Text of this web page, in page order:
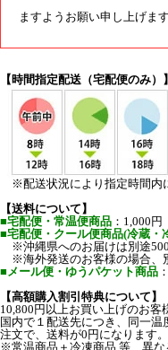
ますようお願い申し上げます
【時間指定配送（宅配便のみ）】
※配送状況により指定時間内
【送料について】
■宅配便・常温便商品 ：1,000
■宅配便・クール便商品(冷蔵・
※沖縄県へのお届けは別途500
※海外発送のお客様の場合、
■メール便・ゆうパケット商品
【高額購入割引特典について】
10,800円以上お買い上げのお客
国内で１配送先につき、同一
注文で、送料が0円になります。
※常温商品＋冷凍商品 等、異